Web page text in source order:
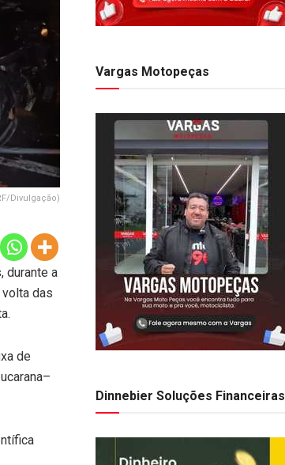
Divulgação)
durante a
das
de
Vargas Motopeças
Dinnebier Soluções Financeiras